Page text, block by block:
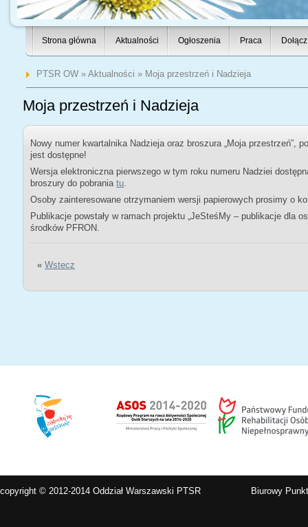
Strona główna Aktualności Ogłoszenia Praca
PTSR OW» Aktualności » Moja przestrzeń i Nadzieja
Moja przestrzeń i Nadzieja
Nowy numer kwartalnika Nadzieja oraz broszura „Moja przestrzeń”,
jest dostępne!
Wersja elektroniczna pierwszego w tym roku numeru Nadziei
broszury do pobrania tu.
Osoby zainteresowane otrzymaniem wersji papierowych prosimy o
Publikacje powstały w ramach projektu „JeSteśMy – publikacje dla
środków PFRON.
« Wstecz
copyright © 2012-2014 Oddział Warszawski PTSR Biurowy